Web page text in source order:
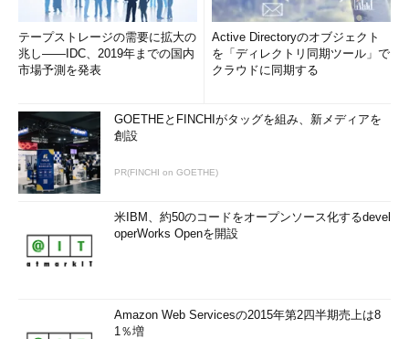
テープストレージの需要に拡大の
兆し――IDC、2019年までの国内
市場予測を発表
Active Directoryのオブジェクト
を「ディレクトリ同期ツール」で
クラウドに同期する
GOETHEとFINCHIがタッグを組み、新メディアを
創設
PR(FINCHI on GOETHE)
米IBM、約50のコードをオープンソース化するdevel
operWorks Openを開設
Amazon Web Servicesの2015年第2四半期売上は8
1％増